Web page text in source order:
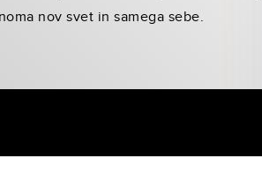
nov svet in samega sebe.